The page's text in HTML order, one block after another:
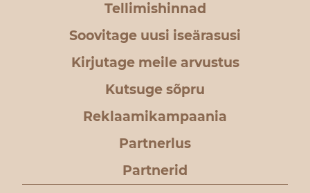
Tellimishinnad
Soovitage uusi iseärasusi
Kirjutage meile arvustus
Kutsuge sõpru
Reklaamikampaania
Partnerlus
Partnerid